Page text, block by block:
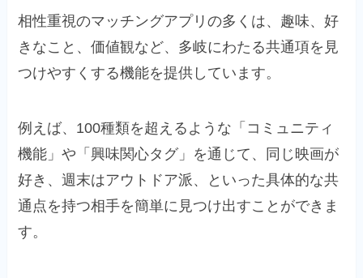
相性重視のマッチングアプリの多くは、趣味、好
きなこと、価値観など、多岐にわたる共通項を見
つけやすくする機能を提供しています。
例えば、100種類を超えるような「コミュニティ
機能」や「興味関心タグ」を通じて、同じ映画が
好き、週末はアウトドア派、といった具体的な共
通点を持つ相手を簡単に見つけ出すことができま
す。